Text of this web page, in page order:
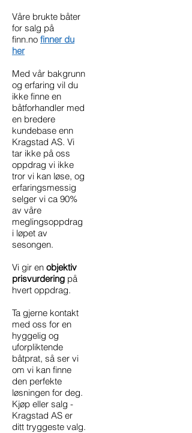
Våre brukte båter
for salg på
finn.no finner du
her
Med vår bakgrunn
og erfaring vil du
ikke finne en
båtforhandler med
en bredere
kundebase enn
Kragstad AS. Vi
tar ikke på oss
oppdrag vi ikke
tror vi kan løse, og
erfaringsmessig
selger vi ca 90%
av våre
meglingsoppdrag
i løpet av
sesongen.
Vi gir en objektiv
prisvurdering på
hvert oppdrag.
Ta gjerne kontakt
med oss for en
hyggelig og
uforpliktende
båtprat, så ser vi
om vi kan finne
den perfekte
løsningen for deg.
Kjøp eller salg -
Kragstad AS er
ditt tryggeste valg.